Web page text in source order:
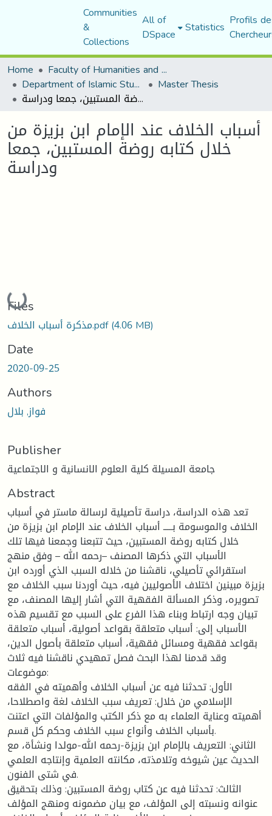
Communities
&
Collections
All of
DSpace Statistics Profils
Home
Faculty of Humanities and Social Sciences
Department of Islamic Studies Master Thesis
أسباب الخلاف عند الإمام ابن بزيزة من خلال كتابه روضة المستبين، جمعا ودراسة
أسباب الخلاف عند الإمام ابن بزيزة من
خلال كتابه روضة المستبين، جمعا
ودراسة
Loading...
Files
مذكرة أسباب الخلاف.pdf(4.06 MB)
Date
2020-09-25
Authors
فواز, بلال
Publisher
جامعة المسيلة كلية العلوم الانسانية و الاجتماعية
Abstract
تعد هذه الدراسة، دراسة تأصيلية لرسالة ماستر في أسباب
الخلاف والموسومة بـــــ أسباب الخلاف عند الإمام ابن بزيزة من
خلال كتابه روضة المستبين، حيث تتبعنا وجمعنا فيها تلك
الأسباب التي ذكرها المصنف –رحمه الله – وفق منهج
استقرائي تأصيلي، ناقشنا من خلاله السبب الذي أورده ابن
بزيزة مبينين اختلاف الأصوليين فيه، حيث أوردنا سبب الخلاف مع
تصويره، وذكر المسألة الفقهية التي أشار إليها المصنف، مع
تبيان وجه ارتباط وبناء هذا الفرع على السبب مع تقسيم هذه
الأسباب إلى: أسباب متعلقة بقواعد أصولية، أسباب متعلقة
بقواعد فقهية ومسائل فقهية، أسباب متعلقة بأصول الدين،
وقد قدمنا لهذا البحث فصل تمهيدي ناقشنا فيه ثلاث
موضوعات:
الأول: تحدثنا فيه عن أسباب الخلاف وأهميته في الفقه
الإسلامي من خلال: تعريف سبب الخلاف لغة واصطلاحا،
أهميته وعناية العلماء به مع ذكر الكتب والمؤلفات التي اعتنت
بأسباب الخلاف وأنواع سبب الخلاف وحكم كل قسم.
الثاني: التعريف بالإمام ابن بزيزة-رحمه الله-مولدا ونشأة، مع
الحديث عين شيوخه وتلامذته، مكانته العلمية وإنتاجه العلمي
في شتى الفنون.
الثالث: تحدثنا فيه عن كتاب روضة المستبين: وذلك بتحقيق
عنوانه ونسبته إلى المؤلف، مع بيان مضمونه ومنهج المؤلف